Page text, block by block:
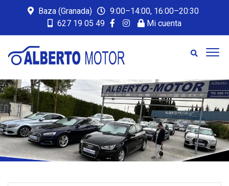
Baza (Granada)
9:00–14:00, 16:00–20:30
627 19 05 49
Mi cuenta